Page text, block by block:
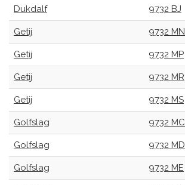
Dukdalf 9732 BJ
Getij 9732 MN
Getij 9732 MP
Getij 9732 MR
Getij 9732 MS
Golfslag 9732 MC
Golfslag 9732 MD
Golfslag 9732 ME